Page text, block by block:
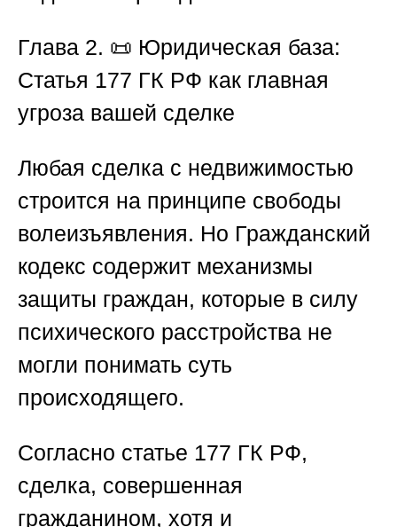
Глава 2. 📜 Юридическая база:
Статья 177 ГК РФ как главная
угроза вашей сделке
Любая сделка с недвижимостью
строится на принципе свободы
волеизъявления. Но Гражданский
кодекс содержит механизмы
защиты граждан, которые в силу
психического расстройства не
могли понимать суть
происходящего.
Согласно статье 177 ГК РФ,
сделка, совершенная
гражданином, хотя и